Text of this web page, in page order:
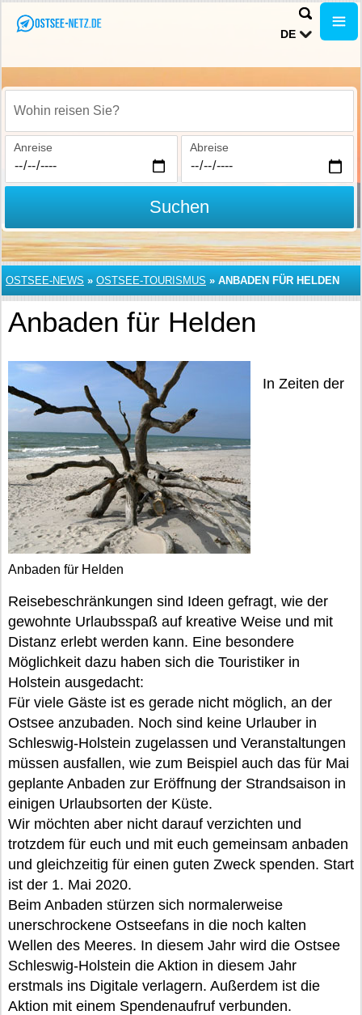
DE
Wohin reisen Sie?
Anreise Abreise
Suchen
OSTSEE-NEWS » OSTSEE-TOURISMUS » ANBADEN FÜR HELDEN
Anbaden für Helden
Anbaden für Helden
In Zeiten der
Reisebeschränkungen sind Ideen gefragt, wie der
gewohnte Urlaubsspaß auf kreative Weise und mit
Distanz erlebt werden kann. Eine besondere
Möglichkeit dazu haben sich die Touristiker in
Holstein ausgedacht:
Für viele Gäste ist es gerade nicht möglich, an der
Ostsee anzubaden. Noch sind keine Urlauber in
Schleswig-Holstein zugelassen und Veranstaltungen
müssen ausfallen, wie zum Beispiel auch das für Mai
geplante Anbaden zur Eröffnung der Strandsaison in
einigen Urlaubsorten der Küste.
Wir möchten aber nicht darauf verzichten und
trotzdem für euch und mit euch gemeinsam anbaden
und gleichzeitig für einen guten Zweck spenden. Start
ist der 1. Mai 2020.
Beim Anbaden stürzen sich normalerweise
unerschrockene Ostseefans in die noch kalten
Wellen des Meeres. In diesem Jahr wird die Ostsee
Schleswig-Holstein die Aktion in diesem Jahr
erstmals ins Digitale verlagern. Außerdem ist die
Aktion mit einem Spendenaufruf verbunden.